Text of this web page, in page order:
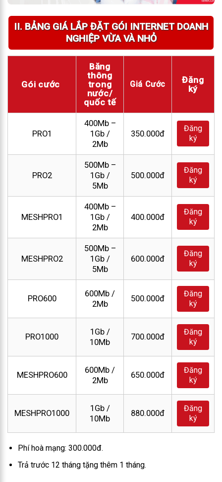
II. BẢNG GIÁ LẮP ĐẶT GÓI INTERNET DOANH
NGHIỆP VỪA VÀ NHỎ
Gói cước
Băng
thông
trong
nước/
quốc tế
Giá Cước
Đăng
ký
PRO1
400Mb –
1Gb /
2Mb
350.000đ
Đăng
ký
PRO2
500Mb –
1Gb /
5Mb
500.000đ
Đăng
ký
MESHPRO1
400Mb –
1Gb /
2Mb
400.000đ
Đăng
ký
MESHPRO2
500Mb –
1Gb /
5Mb
600.000đ
Đăng
ký
PRO600
600Mb /
2Mb
500.000đ
Đăng
ký
PRO1000
1Gb /
10Mb
700.000đ
Đăng
ký
MESHPRO600
600Mb /
2Mb
650.000đ
Đăng
ký
MESHPRO1000
1Gb /
10Mb
880.000đ
Đăng
ký
Phí hoà mạng: 300.000đ.
Trả trước 12 tháng tặng thêm 1 tháng.